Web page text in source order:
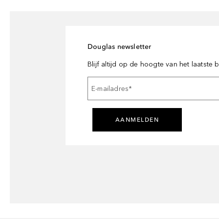
Douglas newsletter
Blijf altijd op de hoogte van het laatste
E-mailadres*
AANMELDEN